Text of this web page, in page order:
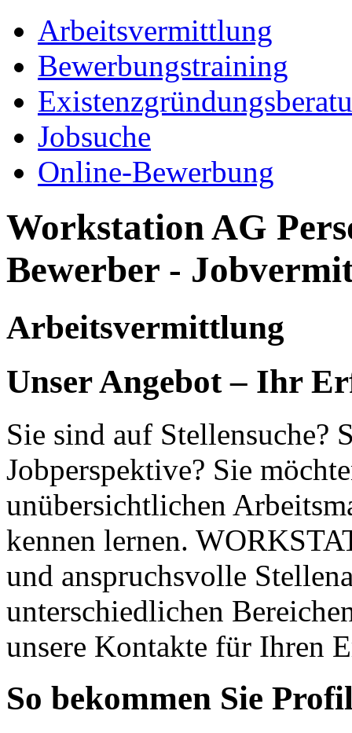
Arbeitsvermittlung
Bewerbungstraining
Jobsuche
Online-Bewerbung
Workstation AG
Bewerber -
Arbeitsvermittlung
Unser Angebot – Ihr
Sie sind auf Stellensuche?
Jobperspektive? Sie
unübersichtlichen
kennen lernen.
und anspruchsvolle
unterschiedlichen
unsere Kontakte für Ihren
So bekommen Sie